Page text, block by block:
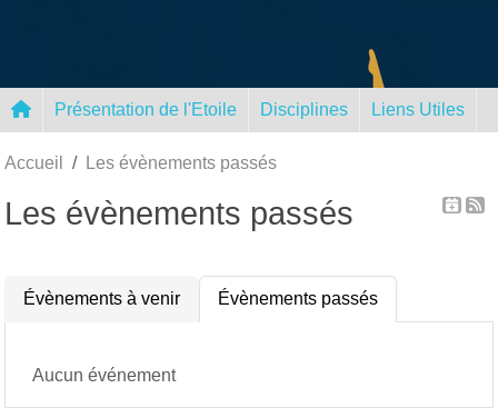
Présentation de l'Etoile Disciplines Liens Utiles
Accueil Les évènements passés
Les évènements passés
Évènements à venir Évènements passés
Aucun événement